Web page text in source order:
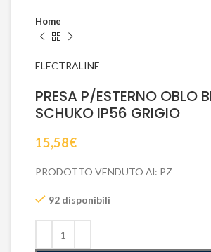
Home
ELECTRALINE
PRESA P/ESTERNO OBLO
SCHUKO IP56 GRIGIO
15,58€
PRODOTTO VENDUTO Al: PZ
92 disponibili